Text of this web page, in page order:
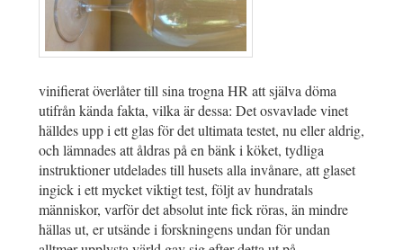
vinifierat överlåter till sina trogna HR att själva döma
utifrån kända fakta, vilka är dessa: Det osvavlade vinet
hälldes upp i ett glas för det ultimata testet, nu eller aldrig,
och lämnades att åldras på en bänk i köket, tydliga
instruktioner utdelades till husets alla invånare, att glaset
ingick i ett mycket viktigt test, följt av hundratals
människor, varför det absolut inte fick röras, än mindre
hällas ut, er utsände i forskningens undan för undan